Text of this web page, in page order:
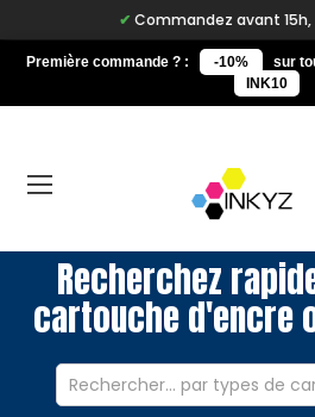
Commandez avant 15h,
Première commande ? : -10%
sur
INK10
Recherchez
cartouche d'encre